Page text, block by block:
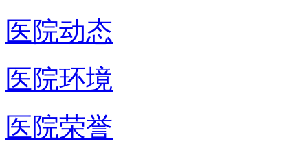
医院动态
医院环境
医院荣誉